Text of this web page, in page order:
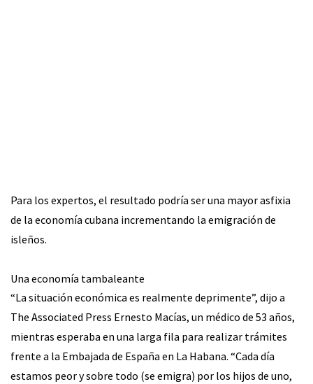
Para los expertos, el resultado podría ser una mayor asfixia
de la economía cubana incrementando la emigración de
isleños.
Una economía tambaleante
“La situación económica es realmente deprimente”, dijo a
The Associated Press Ernesto Macías, un médico de 53 años,
mientras esperaba en una larga fila para realizar trámites
frente a la Embajada de España en La Habana. “Cada día
estamos peor y sobre todo (se emigra) por los hijos de uno,